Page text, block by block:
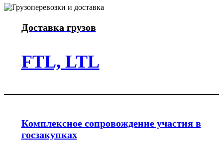
Доставка грузов
FTL, LTL
Комплексное сопровождение участия в
госзакупках